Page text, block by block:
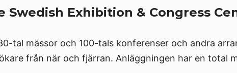
Swedish Exhibition & Congress
tal mässor och 100-tals konferenser och andra
från när och fjärran. Anläggningen har en total